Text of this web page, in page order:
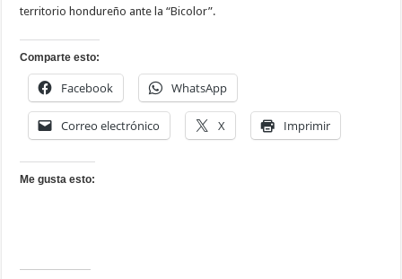
territorio hondureño ante la “Bicolor”.
Comparte esto:
Facebook WhatsApp
Correo electrónico X Imprimir
Me gusta esto: